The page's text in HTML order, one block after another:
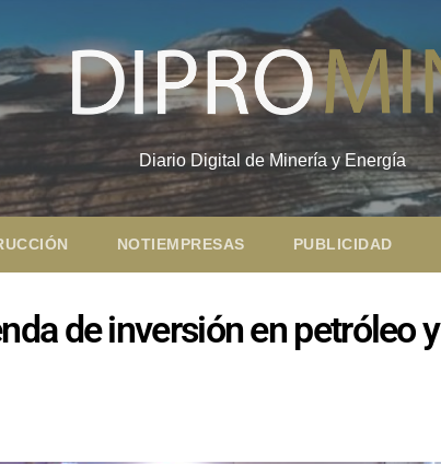
Diario Digital de Minería y Energía
NOTIEMPRESAS PUBLICIDAD
de inversión en petróleo y